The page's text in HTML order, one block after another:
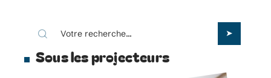
Sous les projecteurs